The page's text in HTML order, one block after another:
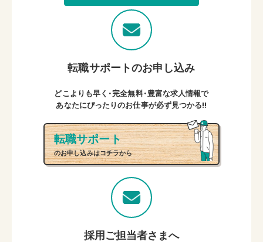
転職サポートのお申し込み
どこよりも早く・完全無料・豊富な求人情報で
あなたにぴったりのお仕事が必ず見つかる!!
転職サポート
のお申し込みはコチラから
採用ご担当者さまへ